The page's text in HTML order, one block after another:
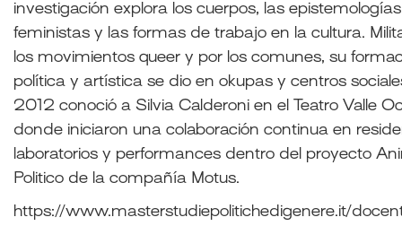
investigación explora los cuerpos, las epistemologías
feministas y las formas de trabajo en la cultura.
los movimientos queer y por los comunes, su
política y artística se dio en okupas y centros
2012 conoció a Silvia Calderoni en el Teatro Valle
donde iniciaron una colaboración continua en
laboratorios y performances dentro del proyecto
Politico de la compañía Motus.
https://www.masterstudiepolitichedigenere.it/